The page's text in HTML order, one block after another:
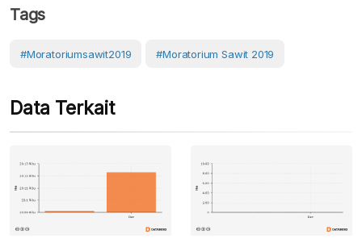
Tags
#Moratoriumsawit2019 #Moratorium Sawit 2019
Data Terkait